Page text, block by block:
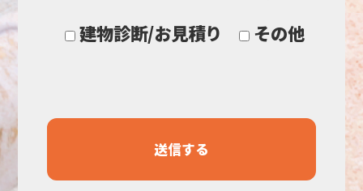
建物診断/お見積り
その他